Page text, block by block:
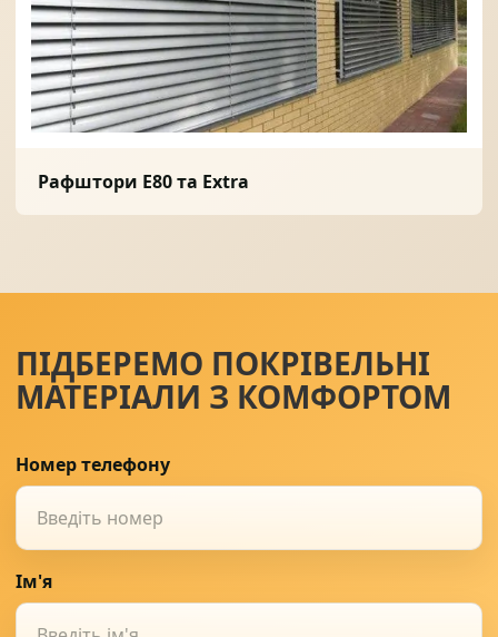
07 Солнце защита
Рафштори E80 та Extra
ПІДБЕРЕМО ПОКРІВЕЛЬНІ
МАТЕРІАЛИ З КОМФОРТОМ
Номер телефону
Ім'я